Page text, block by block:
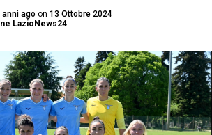
anni ago on 13 Ottobre 2024
LazioNews24